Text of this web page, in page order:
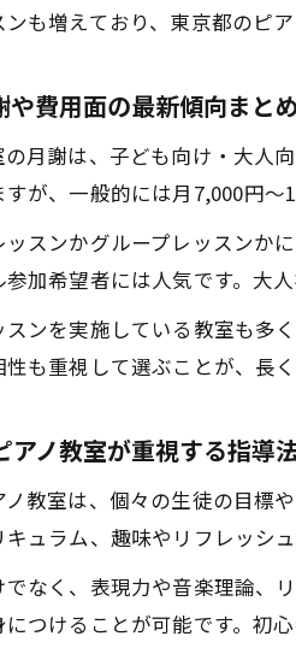
も増えており、東京都のピ
や費用面の最新傾向まとめ
月謝は、子ども向け・大人
が、一般的には月7,000円～
スンかグループレッスンか
加希望者には人気です。大
スンを実施している教室も多
も重視して選ぶことが、長
アノ教室が重視する指導
教室は、個々の生徒の目標
ュラム、趣味やリフレッシ
なく、表現力や音楽理論、
つけることが可能です。初